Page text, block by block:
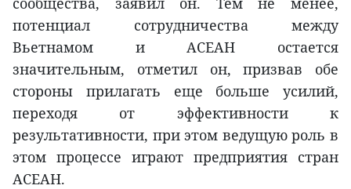
потенциал сотрудничества между
Вьетнамом и АСЕАН остается
значительным, отметил он, призвав обе
стороны прилагать еще больше усилий,
переходя от эффективности к
результативности, при этом ведущую роль в
этом процессе играют предприятия стран
АСЕАН.